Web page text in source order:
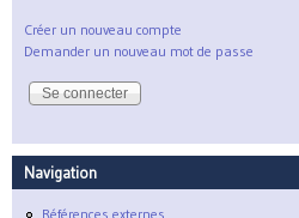
Créer un nouveau compte
Demander un nouveau mot de passe
Navigation
Références externes